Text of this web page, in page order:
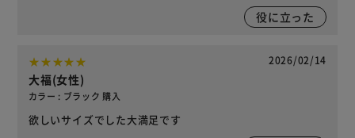
役に立った
2026/02/14
大福(女性)
カラー : ブラック 購入
欲しいサイズでした大満足です